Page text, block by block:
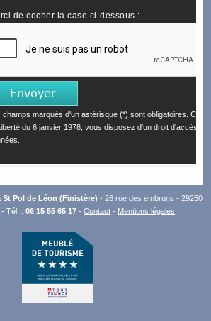
de cocher la case ci-dessous :
champs marqués d'un astérisque (*) sont obligatoires.
du 6 janvier 1978, vous disposez d'un droit d'accès et
Pol de Léon (Finistère) - 26 rue des embruns - 29250
- Tél. :06 15 55 65 17 -Contact - Mentions légales